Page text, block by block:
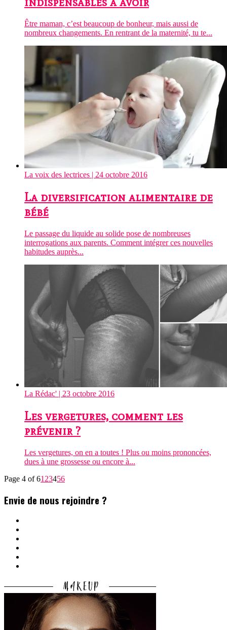
Être maman, c’est beaucoup de bonheur, mais aussi de
nombreux changements. En rentrant de la maternité, tu te...
La voix des lectrices | 24 octobre 2016
La diversification alimentaire de
bébé
Le passage du liquide au solide pose de nombreuses
interrogations aux parents. Comment intégrer ces nouvelles
habitudes auprès...
La Rédac' | 23 octobre 2016
Les vergetures, comment les
prévenir ?
Les vergetures, on en a toutes ! Plus ou moins prononcées,
dues à une grossesse ou encore à...
Page 4 of 61 23456
Envie de nous rejoindre ?